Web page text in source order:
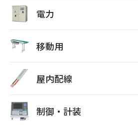
電力
移動用
屋内配線
制御・計装